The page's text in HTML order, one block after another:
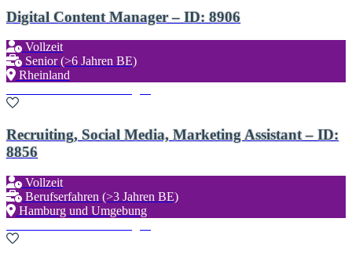
Digital Content Manager – ID: 8906
Vollzeit
Senior (>6 Jahren BE)
Rheinland
Recruiting, Social Media, Marketing Assistant – ID:
8856
Vollzeit
Berufserfahren (>3 Jahren BE)
Hamburg und Umgebung